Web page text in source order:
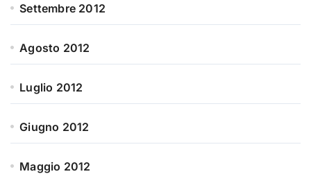
Settembre 2012
Agosto 2012
Luglio 2012
Giugno 2012
Maggio 2012